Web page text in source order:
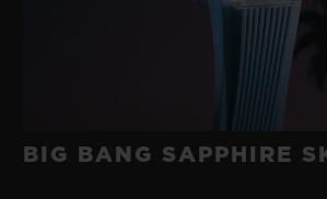
BIG BANG SAPPHIRE